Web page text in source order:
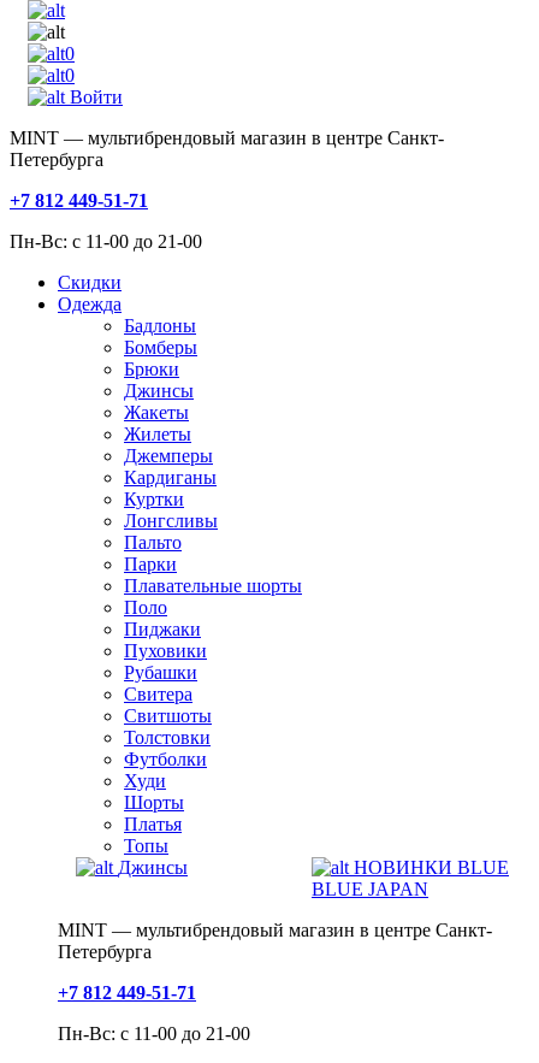
0
0
Войти
MINT — мультибрендовый магазин в центре Санкт-
Петербурга
+7 812 449-51-71
Пн-Вс: с 11-00 до 21-00
Скидки
Одежда
Бадлоны
Бомберы
Брюки
Джинсы
Жакеты
Жилеты
Джемперы
Кардиганы
Куртки
Лонгсливы
Пальто
Парки
Плавательные шорты
Поло
Пиджаки
Пуховики
Рубашки
Свитера
Свитшоты
Толстовки
Футболки
Худи
Шорты
Платья
Топы
Джинсы
НОВИНКИ BLUE
BLUE JAPAN
MINT — мультибрендовый магазин в центре Санкт-
Петербурга
+7 812 449-51-71
Пн-Вс: с 11-00 до 21-00